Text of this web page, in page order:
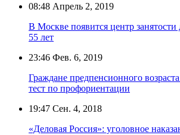
08:48 Апрель 2, 2019
В Москве появится центр
55 лет
23:46 Фев. 6, 2019
Граждане предпенсионного
тест по профориентации
19:47 Сен. 4, 2018
«Деловая Россия»: уголовное